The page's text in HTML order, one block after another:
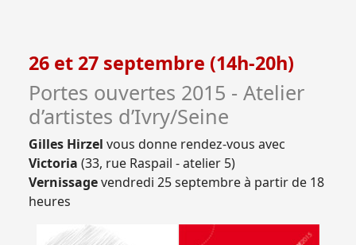
26 et 27 septembre (14h-20h)
Portes ouvertes 2015 - Atelier
d’artistes d’Ivry/Seine
Gilles Hirzel vous donne rendez-vous avec
Victoria (33, rue Raspail - atelier 5)
Vernissagevendredi 25 septembre à partir de 18
heures